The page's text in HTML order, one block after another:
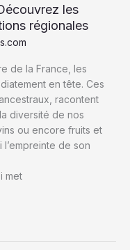
les
régionales
de la France, les
en tête. Ces
racontent
diversité de nos
ou encore fruits et
de son
met